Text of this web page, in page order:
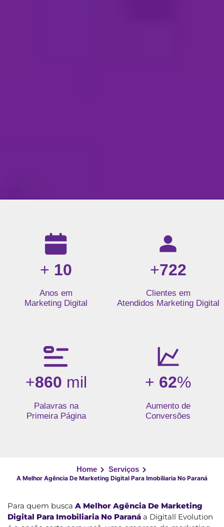
Resultados da nossa agência de marketing digital: mais
+ 10
Anos em
Marketing Digital
+722
Clientes em
Atendidos Marketing Digital
+860 mil
Palavras na
Primeira Página
+ 62%
Aumento de
Conversões
Home Serviços
A Melhor Agência De Marketing Digital Para Imobiliaria No Paraná
Para quem busca A Melhor Agência De Marketing
Digital Para Imobiliaria No Paraná a Digitall Evolution